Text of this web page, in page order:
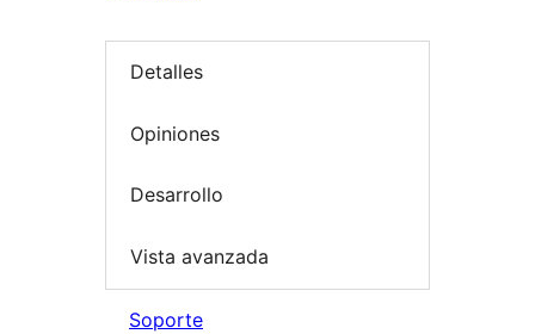
Detalles
Opiniones
Desarrollo
Vista avanzada
Soporte